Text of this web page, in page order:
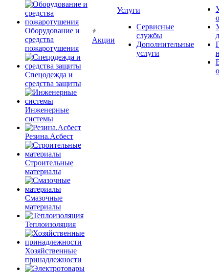
Оборудование и
средства
пожаротушения
Спецодежда и
средства защиты
Инженерные
системы
Резина.Асбест
Строительные
материалы
Смазочные
материалы
Теплоизоляция
Хозяйственные
принадлежности
Акции
Услуги
Сервисные
службы
Дополнительные
услуги